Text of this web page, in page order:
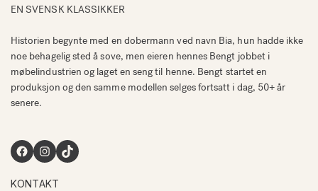
EN SVENSK KLASSIKKER
Historien begynte med en dobermann ved navn Bia, hun hadde ikke
noe behagelig sted å sove, men eieren hennes Bengt jobbet i
møbelindustrien og laget en seng til henne. Bengt startet en
produksjon og den samme modellen selges fortsatt i dag, 50+ år
senere.
Facebook Instagram TikTok
KONTAKT